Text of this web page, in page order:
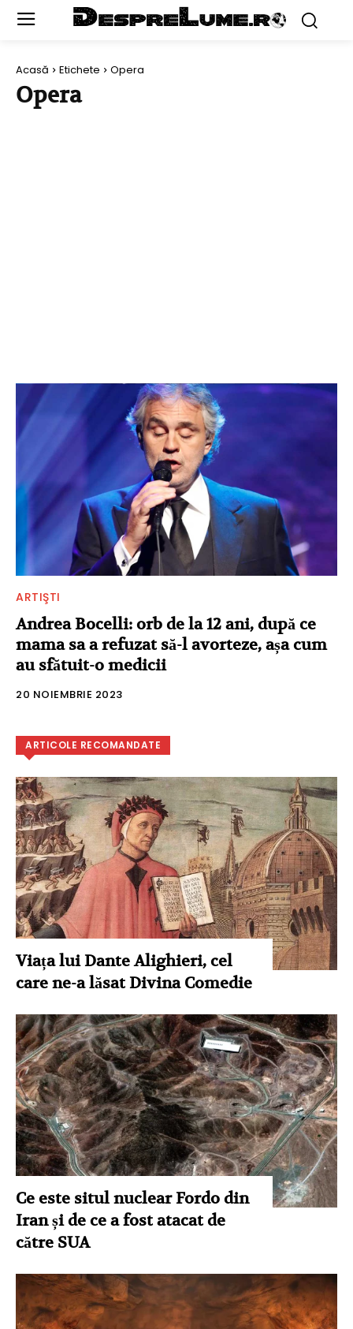
Acasă Etichete Opera
Opera
ARTIŞTI
Andrea Bocelli: orb de la 12 ani, după ce
mama sa a refuzat să-l avorteze, așa cum
au sfătuit-o medicii
20 NOIEMBRIE 2023
ARTICOLE RECOMANDATE
Viața lui Dante Alighieri, cel
care ne-a lăsat Divina Comedie
Ce este situl nuclear Fordo din
Iran și de ce a fost atacat de
către SUA